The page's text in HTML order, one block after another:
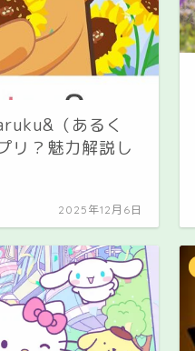
（あるく
リ？魅力解説し
2025年12月6日